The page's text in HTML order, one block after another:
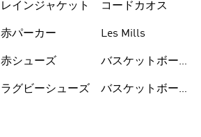
レインジャケット
赤パーカー
赤シューズ
ラグビーシューズ
コードカオス
Les Mills
バスケットボール
バスケットボール